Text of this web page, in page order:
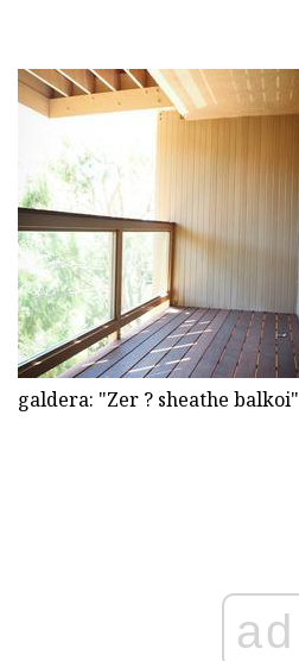
galdera: "Zer ? sheathe balkoi"
ad